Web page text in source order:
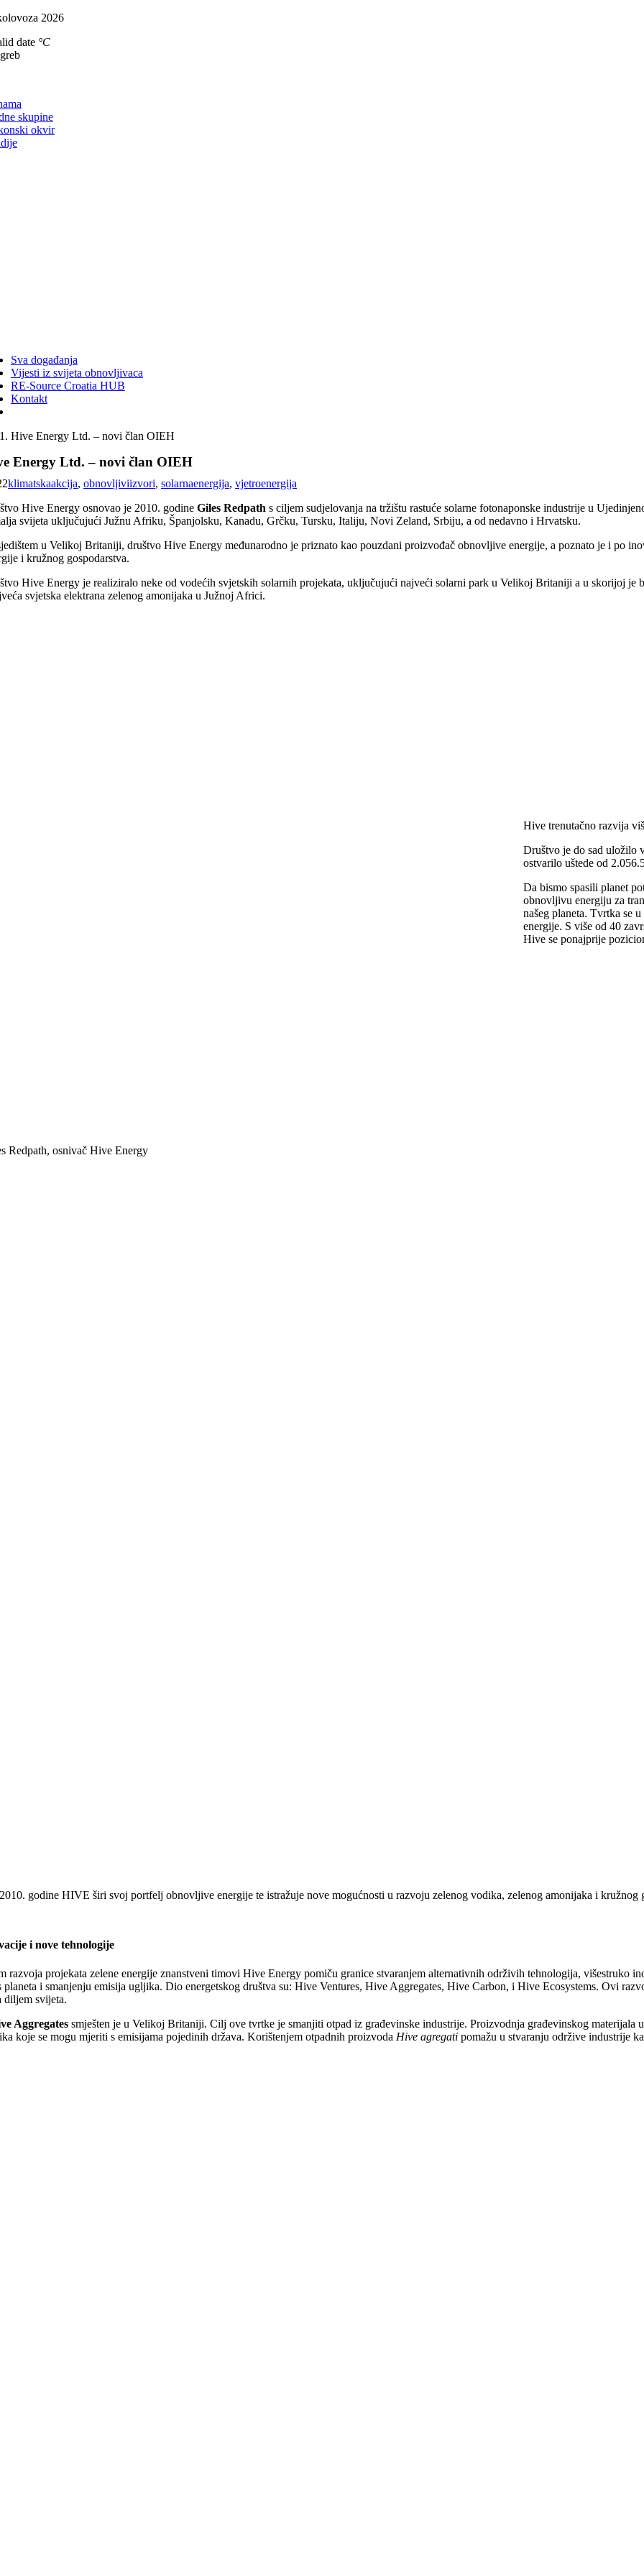
Skip
content
2026
date °C
skupine
okvir
Sva događanja
Vijesti iz svijeta obnovljivaca
RE-Source Croatia HUB
Kontakt
Hive Energy Ltd. – novi član OIEH
Energy Ltd. – novi član OIEH
klimatskaakcija, obnovljiviizvori, solarnaenergija, vjetroenergija
Hive Energy osnovao je 2010. godine Giles Redpath s ciljem sudjelovanja na tržištu rastuće solarne fotonaponske industrije u
svijeta uključujući Južnu Afriku, Španjolsku, Kanadu, Grčku, Tursku, Italiju, Novi Zeland, Srbiju, a od nedavno i Hrvatsku.
u Velikoj Britaniji, društvo Hive Energy međunarodno je priznato kao pouzdani proizvođač obnovljive energije, a poznato je i po
i kružnog gospodarstva.
Hive Energy je realiziralo neke od vodećih svjetskih solarnih projekata, uključujući najveći solarni park u Velikoj Britaniji a u skorijoj je
svjetska elektrana zelenog amonijaka u Južnoj Africi.
Hive trenutačno razvija
Društvo je do sad uložilo
ostvarilo uštede od
Da bismo spasili planet
obnovljivu energiju za
našeg planeta. Tvrtka se
energije. S više od 40
Hive se ponajprije
Redpath, osnivač Hive Energy
godine HIVE širi svoj portfelj obnovljive energije te istražuje nove mogućnosti u razvoju zelenog vodika, zelenog amonijaka i kružnog
i nove tehnologije
razvoja projekata zelene energije znanstveni timovi Hive Energy pomiču granice stvaranjem alternativnih održivih tehnologija, višestruko
planeta i smanjenju emisija ugljika. Dio energetskog društva su: Hive Ventures, Hive Aggregates, Hive Carbon, i Hive Ecosystems. Ovi
diljem svijeta.
Aggregatessmješten je u Velikoj Britaniji. Cilj ove tvrtke je smanjiti otpad iz građevinske industrije. Proizvodnja građevinskog materijala
koje se mogu mjeriti s emisijama pojedinih država. Korištenjem otpadnih proizvoda Hive agregatipomažu u stvaranju održive industrije